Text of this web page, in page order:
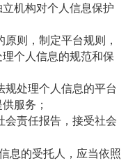
机构对个人信息保护
则，制定平台规则，
个人信息的规范和保
处理个人信息的平台
服务；
责任报告，接受社会
的受托人，应当依照